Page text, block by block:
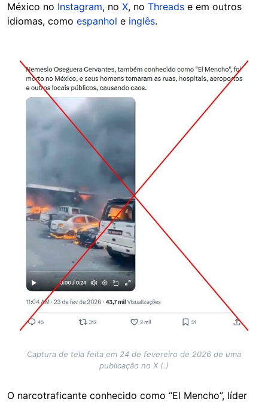
México no Instagram, no X, no Threads e em outros
idiomas, como espanhol e inglês.
Image
Captura de tela feita em 24 de fevereiro de 2026 de uma
publicação no X (.)
O narcotraficante conhecido como “El Mencho”, líder